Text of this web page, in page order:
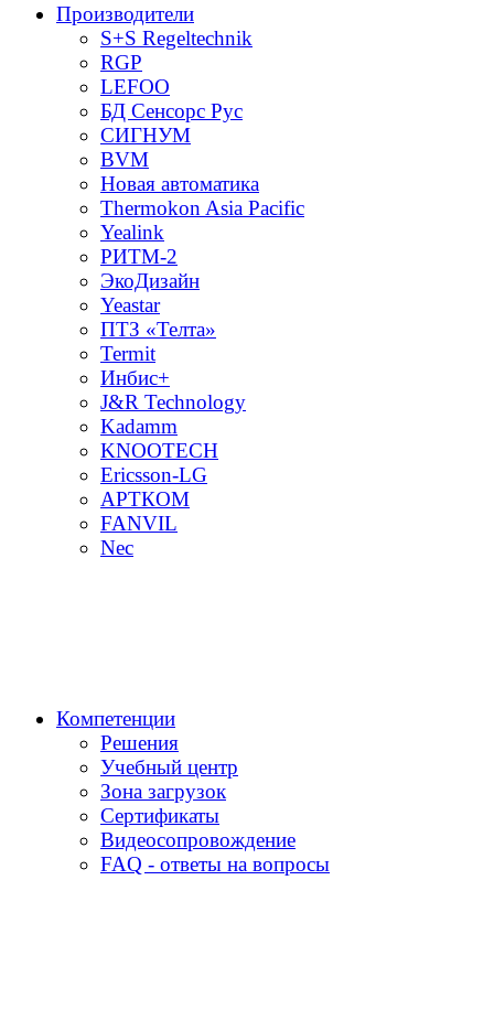
Производители
S+S Regeltechnik
RGP
LEFOO
БД Сенсорс Рус
СИГНУМ
BVM
Новая автоматика
Thermokon Asia Pacific
Yealink
РИТМ-2
ЭкоДизайн
Yeastar
ПТЗ «Телта»
Termit
Инбис+
J&R Technology
Kadamm
KNOOTECH
Ericsson-LG
АРТКОМ
FANVIL
Nec
Компетенции
Решения
Учебный центр
Зона загрузок
Сертификаты
Видеосопровождение
FAQ - ответы на вопросы